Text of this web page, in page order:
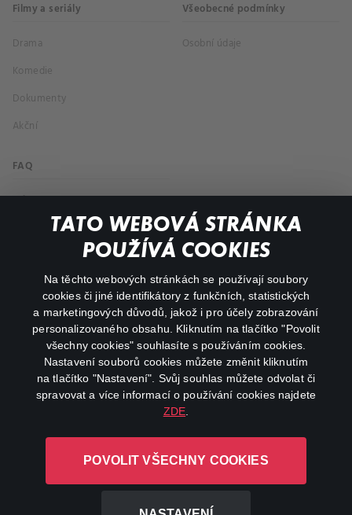
TATO WEBOVÁ STRÁNKA
POUŽÍVÁ COOKIES
Na těchto webových stránkách se používají soubory
cookies či jiné identifikátory z funkčních, statistických
a marketingových důvodů, jakož i pro účely zobrazování
personalizovaného obsahu. Kliknutím na tlačítko "Povolit
všechny cookies" souhlasíte s používáním cookies.
Nastavení souborů cookies můžete změnit kliknutím
na tlačítko "Nastavení". Svůj souhlas můžete odvolat či
spravovat a více informací o používání cookies najdete
ZDE
POVOLIT VŠECHNY COOKIES
Filmy a seriály
Drama
Komedie
Dokumenty
Akční
Všeobecné podmínky
Osobní údaje
FAQ
Můj účet
Důležité odkazy
facebookinstagram
youtube
L-1246 Luxembourg R.C.S.